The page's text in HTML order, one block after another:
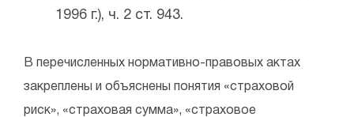
1996 г.), ч. 2 ст. 943.
В перечисленных нормативно-правовых актах
закреплены и объяснены понятия «страховой
риск», «страховая сумма», «страховое